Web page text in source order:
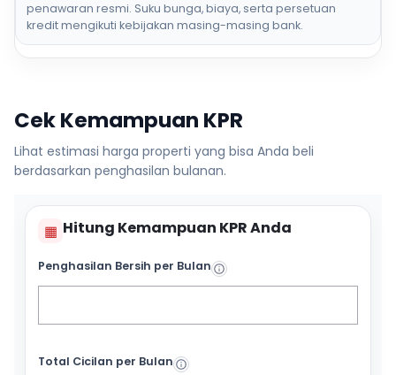
penawaran resmi. Suku bunga, biaya, serta persetuan
kredit mengikuti kebijakan masing-masing bank.
Cek Kemampuan KPR
Lihat estimasi harga properti yang bisa Anda beli
berdasarkan penghasilan bulanan.
▦ Hitung Kemampuan KPR Anda
Penghasilan Bersih per Bulan
Total Cicilan per Bulan